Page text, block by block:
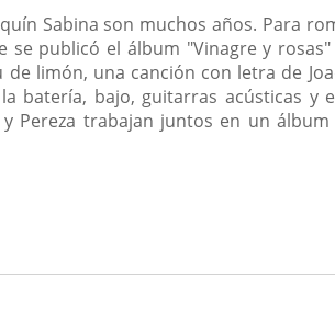
Sabina son muchos años. Para
publicó el álbum "Vinagre y
limón, una canción con letra de
batería, bajo, guitarras acústicas y
Pereza trabajan juntos en un